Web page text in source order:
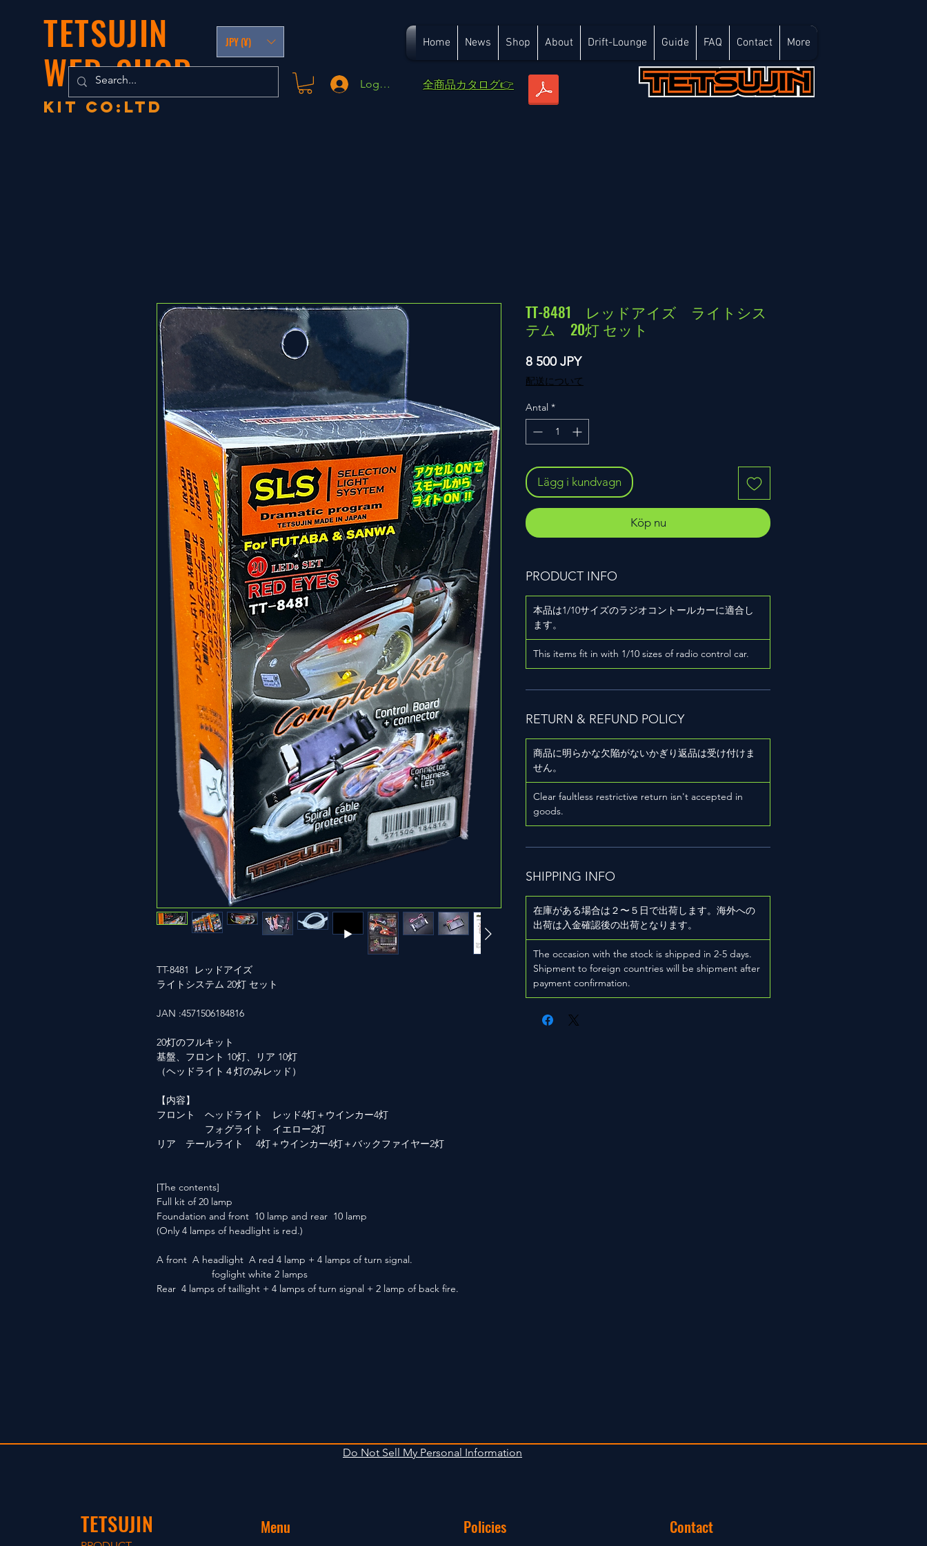
TETSUJIN
WEB-SHOP
KIT co:LTD
JPY (¥) Home News Shop About Drift-Lounge Guide FAQ Contact More
Logga in ​全商品カタログ👉
TT-8481 レッドアイズ
ライトシステム 20灯 セット
JAN :4571506184816
20灯のフルキット
基盤、フロント 10灯、リア 10灯
（ヘッドライト４灯のみレッド）
【内容】
フロント ヘッドライト レッド4灯＋ウインカー4灯
フォグライト イエロー2灯
リア テールライト 4灯＋ウインカー4灯＋バックファイヤー2灯
[The contents]
Full kit of 20 lamp
Foundation and front 10 lamp and rear 10 lamp
(Only 4 lamps of headlight is red.)
A front A headlight A red 4 lamp + 4 lamps of turn signal.
foglight white 2 lamps
Rear 4 lamps of taillight + 4 lamps of turn signal + 2 lamp of back fire.
TT-8481 レッドアイズ ライトシス
テム 20灯 セット
8 500 JPYPris
配送について
Antal *
Lägg i kundvagn
Köp nu
PRODUCT INFO
本品は1/10サイズのラジオコントールカーに適合し
ます。
This items fit in with 1/10 sizes of radio control car.
RETURN & REFUND POLICY
商品に明らかな欠陥がないかぎり返品は受け付けま
せん。
Clear faultless restrictive return isn't accepted in
goods.
SHIPPING INFO
在庫がある場合は２〜５日で出荷します。海外への
出荷は入金確認後の出荷となります。
The occasion with the stock is shipped in 2-5 days.
Shipment to foreign countries will be shipment after
payment confirmation.
TETSUJIN Menu Policies Contact
Do Not Sell My Personal Information